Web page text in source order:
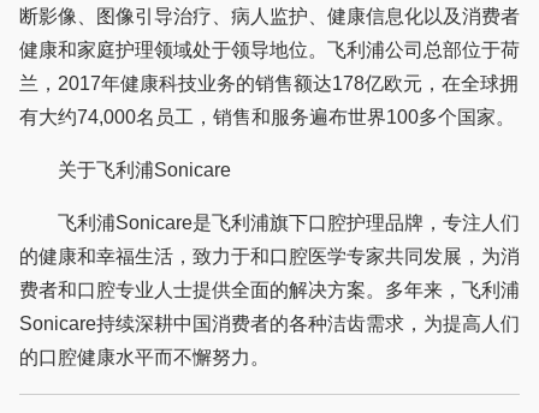
断影像、图像引导治疗、病人监护、健康信息化以及消费者
健康和家庭护理领域处于领导地位。飞利浦公司总部位于荷
兰，2017年健康科技业务的销售额达178亿欧元，在全球拥
有大约74,000名员工，销售和服务遍布世界100多个国家。
关于飞利浦Sonicare
飞利浦Sonicare是飞利浦旗下口腔护理品牌，专注人们
的健康和幸福生活，致力于和口腔医学专家共同发展，为消
费者和口腔专业人士提供全面的解决方案。多年来，飞利浦
Sonicare持续深耕中国消费者的各种洁齿需求，为提高人们
的口腔健康水平而不懈努力。